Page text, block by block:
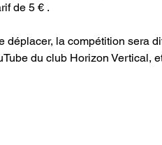
de 5 € .
déplacer, la compétition sera
du club Horizon Vertical,